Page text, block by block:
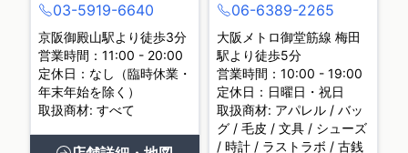
03-5919-6640
京阪御殿山駅より徒歩3分
営業時間：11:00 - 20:00
定休日：なし（臨時休業・
年末年始を除く）
取扱商材: すべて
06-6389-2265
大阪メトロ御堂筋線 梅田
駅より徒歩5分
営業時間：10:00 - 19:00
定休日：日曜日・祝日
取扱商材: アパレル / バッ
グ / 毛皮 / 文具 / シューズ
/ 時計 / ラストラボ / 古銭